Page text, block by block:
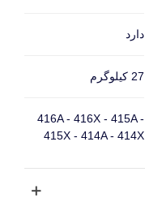
دارد
27 کیلوگرم
416A - 416X - 415A -
415X - 414A - 414X